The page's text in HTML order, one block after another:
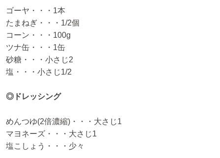
ゴーヤ・・・1本
たまねぎ・・・1/2個
コーン・・・100g
ツナ缶・・・1缶
砂糖・・・小さじ2
塩・・・小さじ1/2
◎ドレッシング
めんつゆ(2倍濃縮)・・・大さじ1
マヨネーズ・・・大さじ1
塩こしょう・・・少々